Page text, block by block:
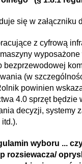
się w załączniku
z cyfrową
bezprzewodowej
(w
powinien
4.0 sprzęt będzie
decyzji, systemy
wyboru ...
rozsiewacza/